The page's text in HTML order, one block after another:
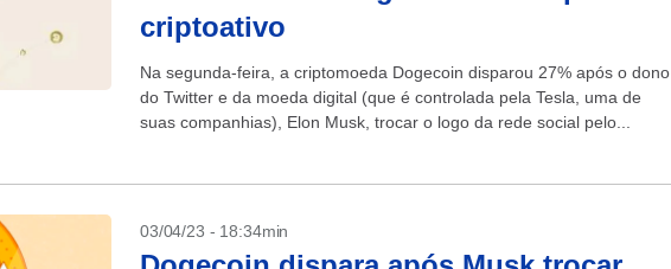
criptoativo
Na segunda-feira, a criptomoeda Dogecoin disparou 27% após o dono
do Twitter e da moeda digital (que é controlada pela Tesla, uma de
suas companhias), Elon Musk, trocar o logo da rede social pelo...
03/04/23 - 18:34min